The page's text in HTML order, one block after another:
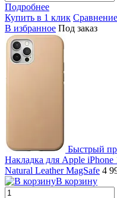
Подробнее
Купить в 1 клик Сравнение
В избранное Под заказ
Быстрый
Накладка для Apple
Natural Leather MagSafe 4
В корзину